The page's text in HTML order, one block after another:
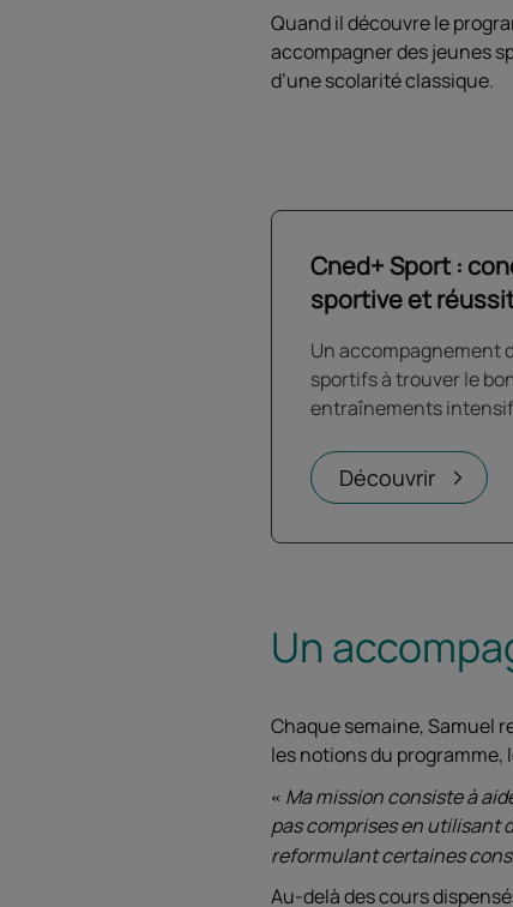
Quand il découvre le
accompagner des jeunes
d’une scolarité classique.
Cned+ Sport :
sportive et
Un accompagnement
sportifs à trouver le
entraînements
Découvrir
Un
Chaque semaine, Samuel
les notions du
Ma mission consiste à
pas comprises en utilisant
reformulant certaines
Au-delà des cours